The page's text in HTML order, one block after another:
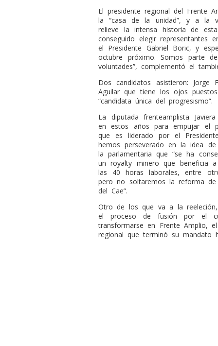
El presidente regional del Frente
la “casa de la unidad”, y a la
relieve la intensa historia de
conseguido elegir representantes
el Presidente Gabriel Boric, y
octubre próximo. Somos parte
voluntades”, complementó el
Dos candidatos asistieron:
Aguilar que tiene los ojos
“candidata única del progresismo”.
La diputada frenteamplista
en estos años para empujar el
que es liderado por el
hemos perseverado en la idea de
la parlamentaria que “se ha
un royalty minero que beneficia
las 40 horas laborales, entre
pero no soltaremos la reforma
del Cae”.
Otro de los que va a la
el proceso de fusión por el
transformarse en Frente Amplio,
regional que terminó su mandato